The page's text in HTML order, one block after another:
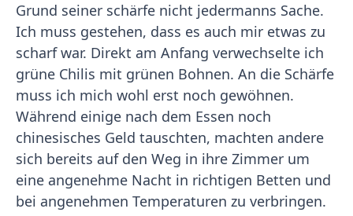
Grund seiner schärfe nicht jedermanns Sache.
Ich muss gestehen, dass es auch mir etwas zu
scharf war. Direkt am Anfang verwechselte ich
grüne Chilis mit grünen Bohnen. An die Schärfe
muss ich mich wohl erst noch gewöhnen.
Während einige nach dem Essen noch
chinesisches Geld tauschten, machten andere
sich bereits auf den Weg in ihre Zimmer um
eine angenehme Nacht in richtigen Betten und
bei angenehmen Temperaturen zu verbringen.